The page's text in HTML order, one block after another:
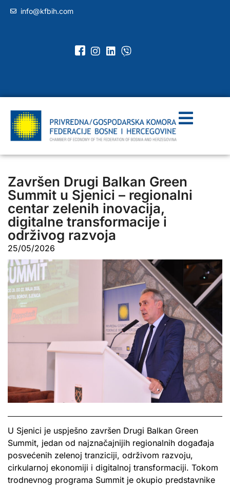
info@kfbih.com
Završen Drugi Balkan Green
Summit u Sjenici – regionalni
centar zelenih inovacija,
digitalne transformacije i
održivog razvoja
25/05/2026
U Sjenici je uspješno završen Drugi Balkan Green
Summit, jedan od najznačajnijih regionalnih događaja
posvećenih zelenoj tranziciji, održivom razvoju,
cirkularnoj ekonomiji i digitalnoj transformaciji. Tokom
trodnevnog programa Summit je okupio predstavnike